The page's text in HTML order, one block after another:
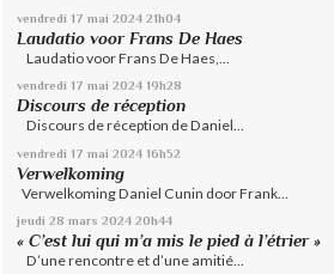
vendredi 17 mai 2024 21h04
Laudatio voor Frans De Haes
Laudatio voor Frans De Haes,...
vendredi 17 mai 2024 19h28
Discours de réception
Discours de réception de Daniel...
vendredi 17 mai 2024 16h52
Verwelkoming
Verwelkoming Daniel Cunin door Frank...
jeudi 28 mars 2024 20h44
« C’est lui qui m’a mis le pied à l’étrier »
D’une rencontre et d’une amitié...